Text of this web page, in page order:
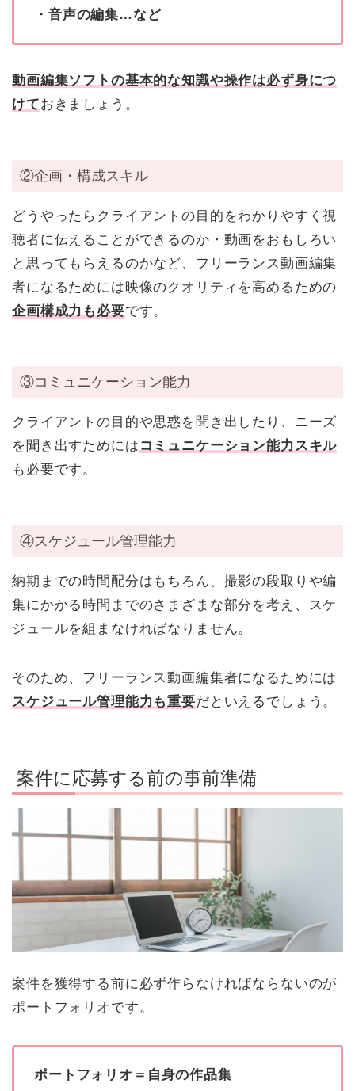
・音声の編集…など
動画編集ソフトの基本的な知識や操作は必ず身につ
けておきましょう。
②企画・構成スキル
どうやったらクライアントの目的をわかりやすく視
聴者に伝えることができるのか・動画をおもしろい
と思ってもらえるのかなど、フリーランス動画編集
者になるためには映像のクオリティを高めるための
企画構成力も必要です。
③コミュニケーション能力
クライアントの目的や思惑を聞き出したり、ニーズ
を聞き出すためには コミュニケーション能力スキル
も必要です。
④スケジュール管理能力
納期までの時間配分はもちろん、撮影の段取りや編
集にかかる時間までのさまざまな部分を考え、スケ
ジュールを組まなければなりません。
そのため、フリーランス動画編集者になるためには
スケジュール管理能力も重要だといえるでしょう。
案件に応募する前の事前準備
案件を獲得する前に必ず作らなければならないのが
ポートフォリオです。
ポートフォリオ＝自身の作品集